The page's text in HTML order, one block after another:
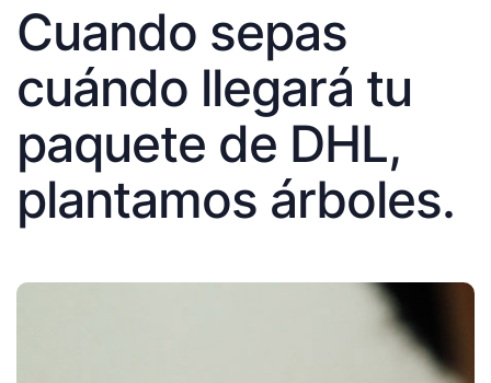
Cuando sepas
cuándo llegará tu
paquete de DHL,
plantamos árboles.